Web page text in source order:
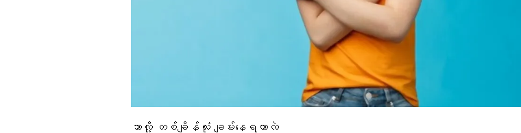
ဘာလို့ တစ်ချိန်လုံး ချမ်းနေရတာလဲ